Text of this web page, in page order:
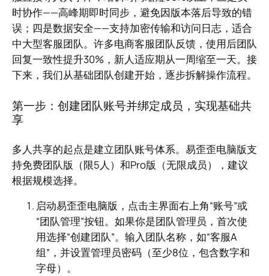
时协作——高峰期即时同步，避免因版本落后导致的错
误；四是数据安全——支持加密传输和访问日志，适合
中大型客服团队。许多电商客服团队反馈，使用后团队
回复一致性提升30%，新人适应期从一周缩至一天。接
下来，我们从基础团队创建开始，逐步拆解操作流程。
第一步：创建团队账号并绑定成员，实现基础共
享
多人共享的起点是建立团队账号体系。易歪歪电脑版支
持免费团队版（限5人）和Pro版（无限成员），建议
根据规模选择。
启动易歪歪电脑版，点击主界面右上角“账号”或
“团队管理”按钮。如果你是团队管理员，首次使
用选择“创建团队”。输入团队名称，如“客服A
组”，并设置管理员密码（至少8位，包含数字和
字母）。